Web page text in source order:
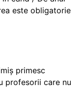
este obligatorie
primesc
profesorii care nu